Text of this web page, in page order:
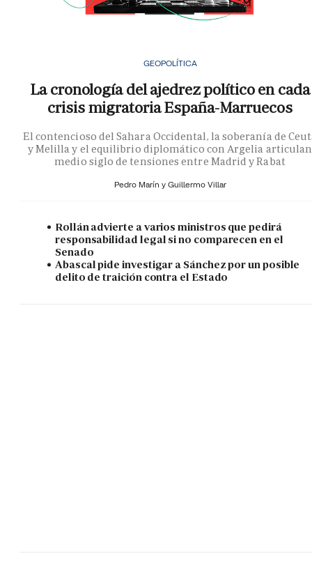
GEOPOLÍTICA
La cronología del ajedrez político en cada
crisis migratoria España-Marruecos
El contencioso del Sahara Occidental, la soberanía de
y Melilla y el equilibrio diplomático con Argelia articulan
medio siglo de tensiones entre Madrid y Rabat
Pedro Marín y Guillermo Villar
Rollán advierte a varios ministros que pedirá
responsabilidad legal si no comparecen en el
Senado
Abascal pide investigar a Sánchez por un posible
delito de traición contra el Estado